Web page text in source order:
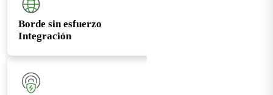
Borde sin esfuerzo
Integración